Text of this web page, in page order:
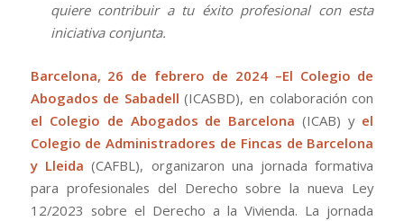
quiere contribuir a tu éxito profesional con esta
iniciativa conjunta.
Barcelona, 26 de febrero de 2024 –El Colegio de
Abogados de Sabadell (ICASBD), en colaboración con
el Colegio de Abogados de Barcelona (ICAB) y el
Colegio de Administradores de Fincas de Barcelona
y Lleida (CAFBL), organizaron una jornada formativa
para profesionales del Derecho sobre la nueva Ley
12/2023 sobre el Derecho a la Vivienda. La jornada